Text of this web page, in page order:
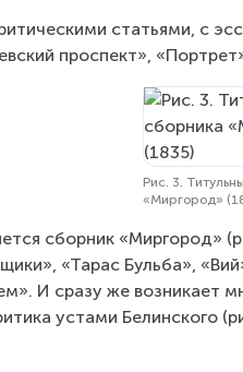
статьями, с
проспект»,
Рис. 3.
«Миргород»
сборник «Миргород»
«Тарас Бульба»,
И сразу же возникает
устами Белинского